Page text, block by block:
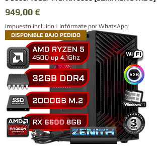
Precio
949,00 €
Impuesto incluido | Infórmate por WhatsApp
DISPONIBLE BAJO PEDIDO